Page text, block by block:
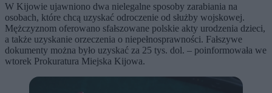
W Kijowie ujawniono dwa nielegalne sposoby zarabiania na
osobach, które chcą uzyskać odroczenie od służby wojskowej.
Mężczyznom oferowano sfałszowane polskie akty urodzenia dzieci,
a także uzyskanie orzeczenia o niepełnosprawności. Fałszywe
dokumenty można było uzyskać za 25 tys. dol. – poinformowała we
wtorek Prokuratura Miejska Kijowa.